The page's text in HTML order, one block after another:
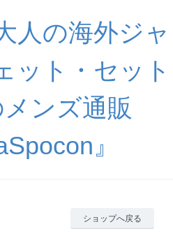
人の海外ジャ
ット・セット
ンズ通販
』
ショップへ戻る